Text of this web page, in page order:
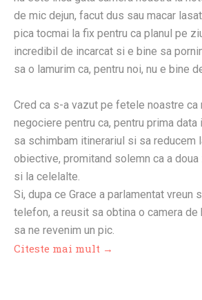
de mic dejun, facut dus sau macar
pica tocmai la fix pentru ca planul pe
incredibil de incarcat si e bine sa
sa o lamurim ca, pentru noi, nu e bine
Cred ca s-a vazut pe fetele noastre ca
negociere pentru ca, pentru prima data
sa schimbam itinerariul si sa reducem
obiective, promitand solemn ca a
si la celelalte.
Si, dupa ce Grace a parlamentat vreun
telefon, a reusit sa obtina o camera
sa ne revenim un pic.
Citeste mai mult →